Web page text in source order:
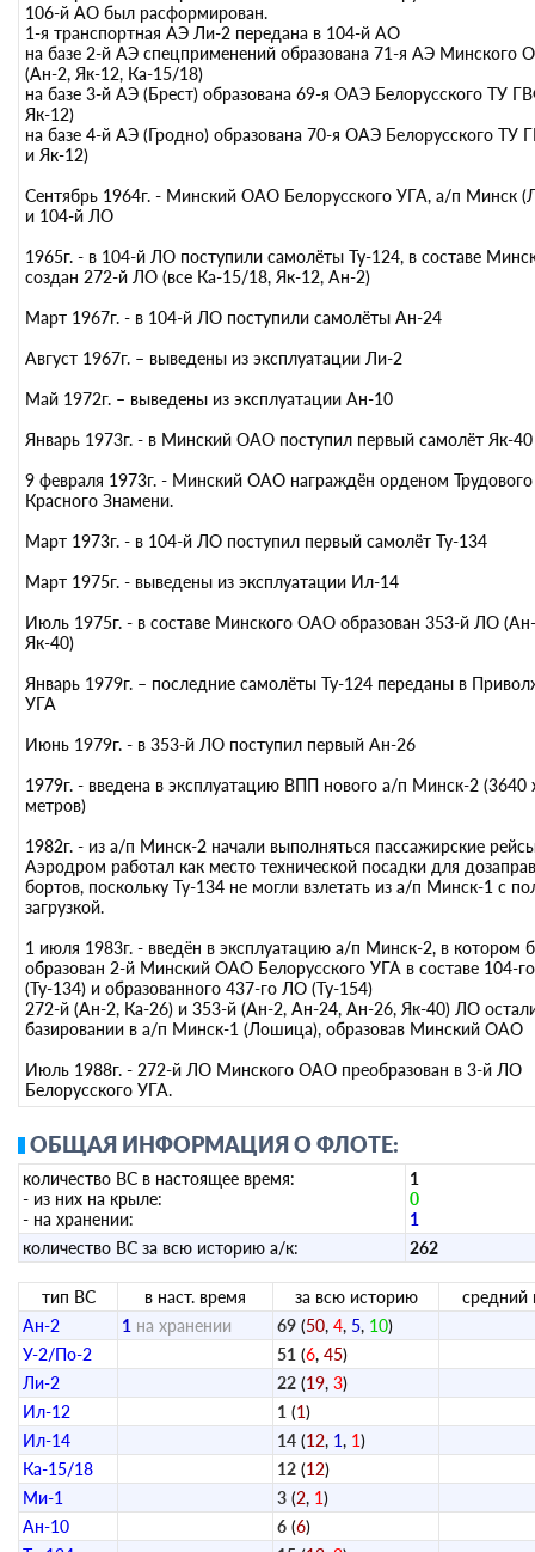
106-й АО был расформирован.
1-я транспортная АЭ Ли-2 передана в 104-й АО
на базе 2-й АЭ спецприменений образована 71-я АЭ Минского
(Ан-2, Як-12, Ка-15/18)
на базе 3-й АЭ (Брест) образована 69-я ОАЭ Белорусского ТУ
Як-12)
на базе 4-й АЭ (Гродно) образована 70-я ОАЭ Белорусского ТУ
и Як-12)
Сентябрь 1964г. - Минский ОАО Белорусского УГА, а/п Минск
и 104-й ЛО
1965г. - в 104-й ЛО поступили самолёты Ту-124, в составе
создан 272-й ЛО (все Ка-15/18, Як-12, Ан-2)
Март 1967г. - в 104-й ЛО поступили самолёты Ан-24
Август 1967г. – выведены из эксплуатации Ли-2
Май 1972г. – выведены из эксплуатации Ан-10
Январь 1973г. - в Минский ОАО поступил первый самолёт Як-40
9 февраля 1973г. - Минский ОАО награждён орденом Трудового
Красного Знамени.
Март 1973г. - в 104-й ЛО поступил первый самолёт Ту-134
Март 1975г. - выведены из эксплуатации Ил-14
Июль 1975г. - в составе Минского ОАО образован 353-й ЛО
Як-40)
Январь 1979г. – последние самолёты Ту-124 переданы в
УГА
Июнь 1979г. - в 353-й ЛО поступил первый Ан-26
1979г. - введена в эксплуатацию ВПП нового а/п Минск-2 (3640
метров)
1982г. - из а/п Минск-2 начали выполняться пассажирские
Аэродром работал как место технической посадки для
бортов, поскольку Ту-134 не могли взлетать из а/п Минск-1 с
загрузкой.
1 июля 1983г. - введён в эксплуатацию а/п Минск-2, в котором
образован 2-й Минский ОАО Белорусского УГА в составе 104-
(Ту-134) и образованного 437-го ЛО (Ту-154)
272-й (Ан-2, Ка-26) и 353-й (Ан-2, Ан-24, Ан-26, Як-40) ЛО
базировании в а/п Минск-1 (Лошица), образовав Минский ОАО
Июль 1988г. - 272-й ЛО Минского ОАО преобразован в 3-й ЛО
Белорусского УГА.
ОБЩАЯ ИНФОРМАЦИЯ О ФЛОТЕ:
количество ВС в настоящее время:
- из них на крыле:
- на хранении:
1
0
1
количество ВС за всю историю а/к:
262
тип ВС в наст. время за всю историю
средний
Ан-2
1 на хранении 69 (50, 4, 5, 10)
У-2/По-2
51 (6, 45)
Ли-2
22 (19, 3)
Ил-12
1 (1)
Ил-14
14 (12, 1, 1)
Ка-15/18
12 (12)
Ми-1
3 (2, 1)
Ан-10
6 (6)